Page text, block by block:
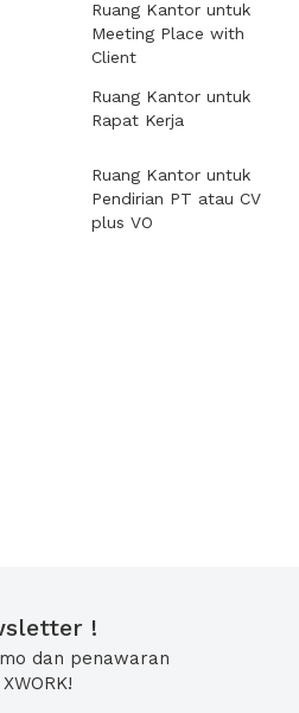
Ruang Kantor untuk
Meeting Place with
Client
Ruang Kantor untuk
Rapat Kerja
Ruang Kantor untuk
Pendirian PT atau CV
plus VO
!
dan penawaran